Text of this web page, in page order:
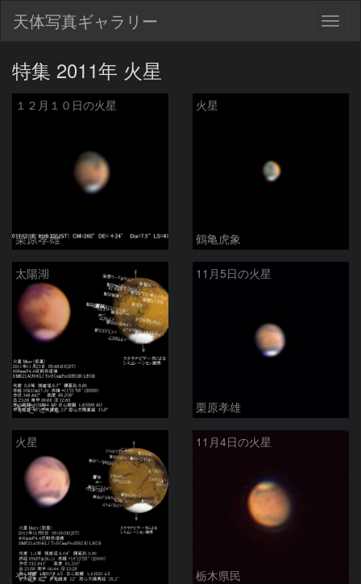
天体写真ギャラリー
特集 2011年 火星
１２月１０日の火星
栗原孝雄
火星
鶴亀虎象
太陽湖
やぎさん
11月5日の火星
栗原孝雄
火星
やぎさん
11月4日の火星
栃木県民